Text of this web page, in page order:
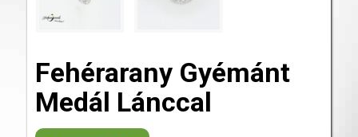
Fehérarany Gyémánt
Medál Lánccal